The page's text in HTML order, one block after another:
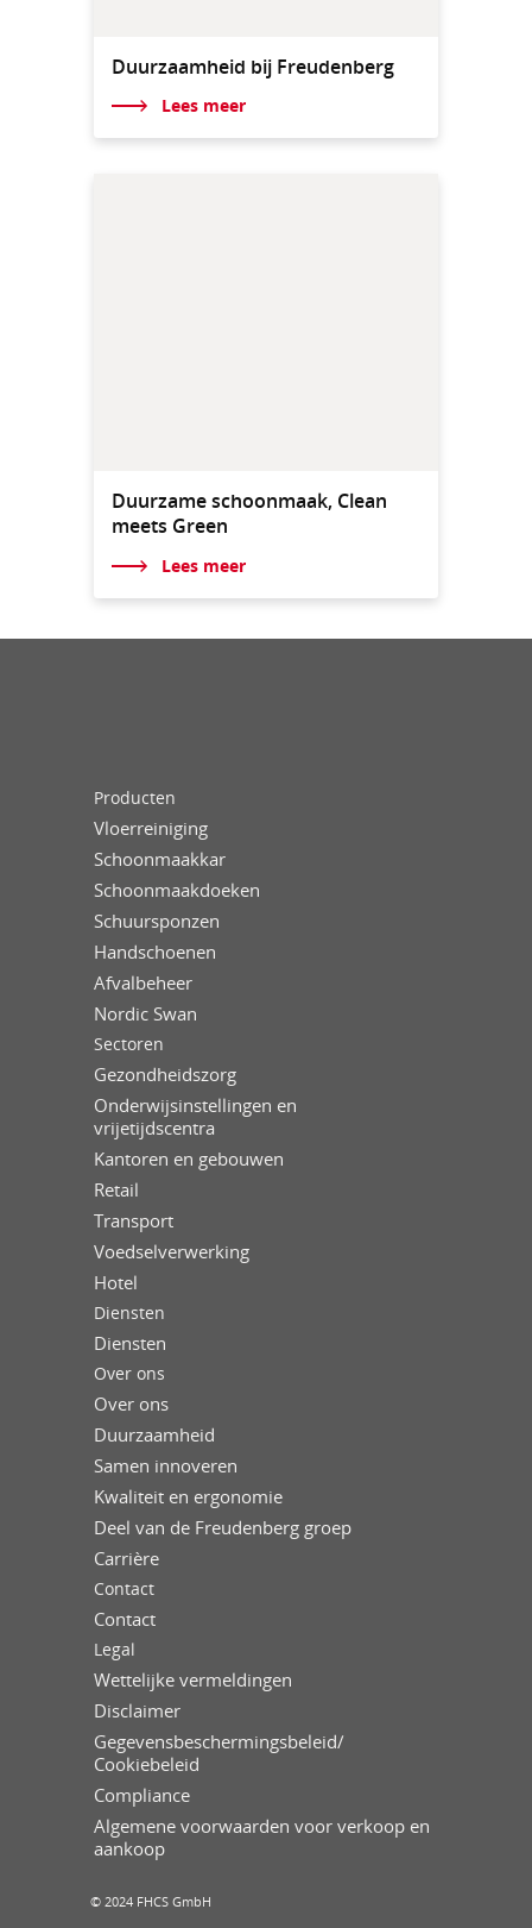
Duurzaamheid bij Freudenberg
Lees meer
Duurzame schoonmaak, Clean
meets Green
Lees meer
Producten
Vloerreiniging
Schoonmaakkar
Schoonmaakdoeken
Schuursponzen
Handschoenen
Afvalbeheer
Nordic Swan
Sectoren
Gezondheidszorg
Onderwijsinstellingen en
vrijetijdscentra
Kantoren en gebouwen
Retail
Transport
Voedselverwerking
Hotel
Diensten
Diensten
Over ons
Over ons
Duurzaamheid
Samen innoveren
Kwaliteit en ergonomie
Deel van de Freudenberg groep
Carrière
Contact
Contact
Legal
Wettelijke vermeldingen
Disclaimer
Gegevensbeschermingsbeleid/
Cookiebeleid
Compliance
Algemene voorwaarden voor verkoop en
aankoop
© 2024 FHCS GmbH